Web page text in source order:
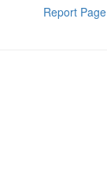
Report Page